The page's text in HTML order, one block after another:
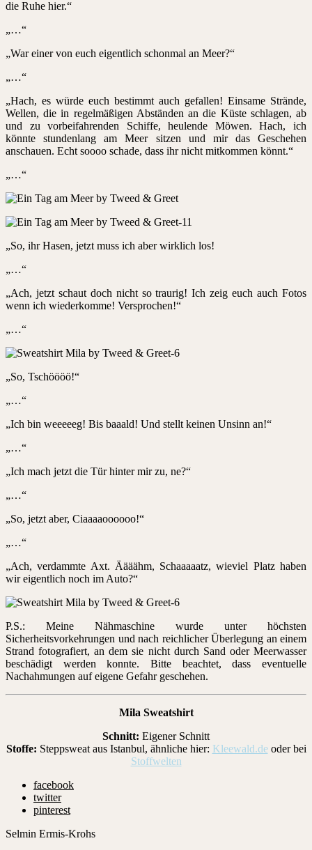
die Ruhe hier.“
„…“
„War einer von euch eigentlich schonmal an Meer?“
„…“
„Hach, es würde euch bestimmt auch gefallen! Einsame Strände,
Wellen, die in regelmäßigen Abständen an die Küste schlagen, ab
und zu vorbeifahrenden Schiffe, heulende Möwen. Hach, ich
könnte stundenlang am Meer sitzen und mir das Geschehen
anschauen. Echt soooo schade, dass ihr nicht mitkommen könnt.“
„…“
„So, ihr Hasen, jetzt muss ich aber wirklich los!
„…“
„Ach, jetzt schaut doch nicht so traurig! Ich zeig euch auch Fotos
wenn ich wiederkomme! Versprochen!“
„…“
„So, Tschöööö!“
„…“
„Ich bin weeeeeg! Bis baaald! Und stellt keinen Unsinn an!“
„…“
„Ich mach jetzt die Tür hinter mir zu, ne?“
„…“
„So, jetzt aber, Ciaaaaoooooo!“
„…“
„Ach, verdammte Axt. Äääähm, Schaaaaatz, wieviel Platz haben
wir eigentlich noch im Auto?“
P.S.: Meine Nähmaschine wurde unter höchsten
Sicherheitsvorkehrungen und nach reichlicher Überlegung an einem
Strand fotografiert, an dem sie nicht durch Sand oder Meerwasser
beschädigt werden konnte. Bitte beachtet, dass eventuelle
Nachahmungen auf eigene Gefahr geschehen.
Mila Sweatshirt
Schnitt: Eigener Schnitt
Stoffe: Steppsweat aus Istanbul, ähnliche hier: Kleewald.deoder bei
Stoffwelten
facebook
twitter
pinterest
Selmin Ermis-Krohs